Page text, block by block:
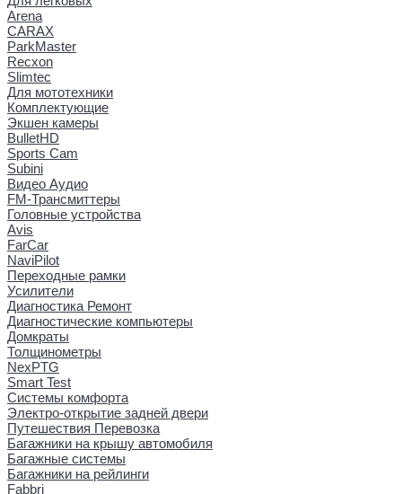
Arena
CARAX
ParkMaster
Recxon
Slimtec
Для мототехники
Комплектующие
Экшен камеры
BulletHD
Sports Cam
Subini
Видео Аудио
FM-Трансмиттеры
Головные устройства
Avis
FarCar
NaviPilot
Переходные рамки
Усилители
Диагностика Ремонт
Диагностические компьютеры
Домкраты
Толщинометры
NexPTG
Smart Test
Системы комфорта
Электро-открытие задней двери
Путешествия Перевозка
Багажники на крышу автомобиля
Багажные системы
Багажники на рейлинги
Fabbri